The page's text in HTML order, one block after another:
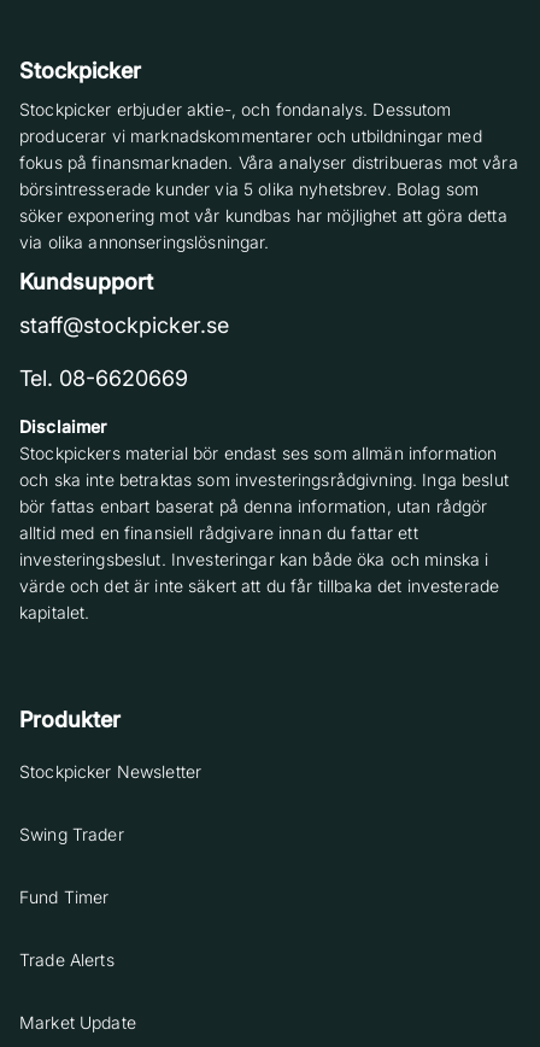
Stockpicker
Stockpicker erbjuder aktie-, och fondanalys. Dessutom
producerar vi marknadskommentarer och utbildningar med
fokus på finansmarknaden. Våra analyser distribueras mot våra
börsintresserade kunder via 5 olika nyhetsbrev. Bolag som
söker exponering mot vår kundbas har möjlighet att göra detta
via olika annonseringslösningar.
Kundsupport
staff@stockpicker.se
Tel. 08-6620669
Disclaimer
Stockpickers material bör endast ses som allmän information
och ska inte betraktas som investeringsrådgivning. Inga beslut
bör fattas enbart baserat på denna information, utan rådgör
alltid med en finansiell rådgivare innan du fattar ett
investeringsbeslut. Investeringar kan både öka och minska i
värde och det är inte säkert att du får tillbaka det investerade
kapitalet.
Produkter
Stockpicker Newsletter
Swing Trader
Fund Timer
Trade Alerts
Market Update